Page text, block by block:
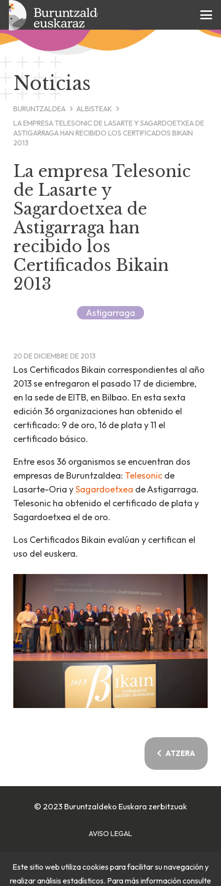
Noticias
BURUNTZALDEA
ALBISTEAK
LA EMPRESA TELESONIC DE LASARTE Y SAGARDOETXEA DE
ASTIGARRAGA HAN RECIBIDO LOS CERTIFICADOS BIKAIN
2013
La empresa Telesonic
de Lasarte y
Sagardoetxea de
Astigarraga han
recibido los
Certificados Bikain
2013
Astigarraga
20 DE DICIEMBRE DE 2013
Los Certificados Bikain correspondientes al año
2013 se entregaron el pasado 17 de diciembre,
en la sede de EITB, en Bilbao. En esta sexta
edición 36 organizaciones han obtenido el
certificado: 9 de oro, 16 de plata y 11 el
certificado básico.
Entre esos 36 organismos se encuentran dos
empresas de Buruntzaldea: Telesonic de
Lasarte-Oria ySagardoetxea de Astigarraga.
Telesonic ha obtenido el certificado de plata y
Sagardoetxea el de oro.
Los Certificados Bikain evalúan y certifican el
uso del euskera.
ATZERA
© 2023 Buruntzaldeko Euskara zerbitzuak
AVISO LEGAL
POLÍTICA DE PRIVACIDAD
Este sitio web utiliza cookies para facilitar su navegación y
realizar análisis estadísticos. Para más información consulte